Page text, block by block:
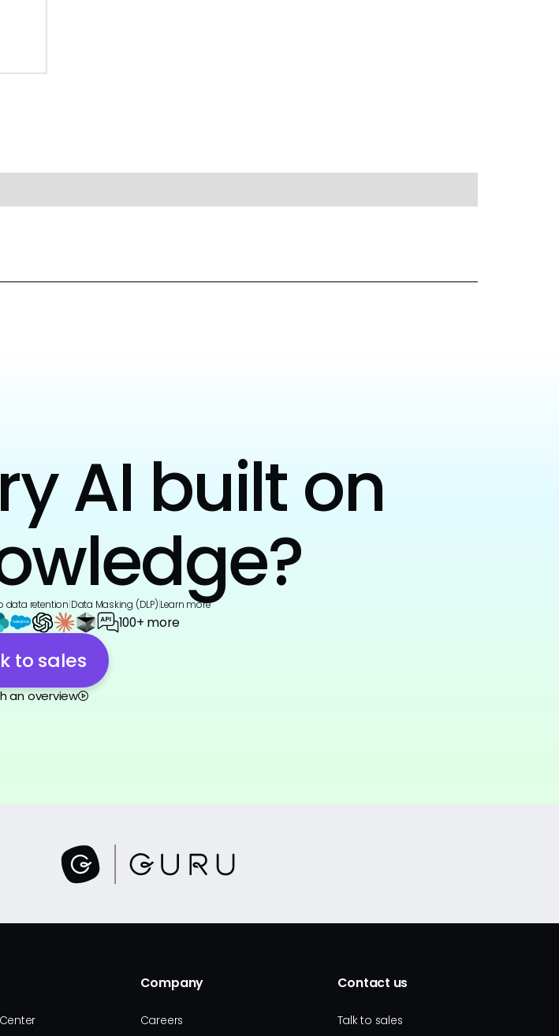
AI built on
data retention Data Masking (DLP) Learn more
100+ more
to sales
an overview
Company
Careers
Contact us
Talk to sales